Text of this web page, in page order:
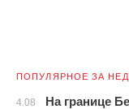
ПОПУЛЯРНОЕ ЗА
4.08 На границе